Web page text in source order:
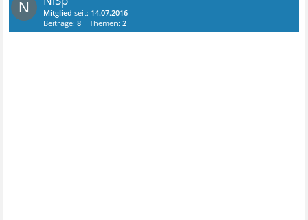
N Mitglied seit: 14.07.2016
Beiträge:8 Themen:2